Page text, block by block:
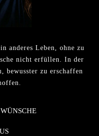
anderes Leben, ohne zu
nicht erfüllen. In der
bewusster zu erschaffen